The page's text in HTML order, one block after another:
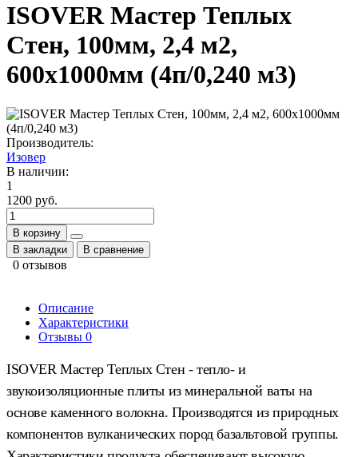
ISOVER Мастер Теплых
Стен, 100мм, 2,4 м2,
600х1000мм (4п/0,240 м3)
Производитель:
Изовер
В наличии:
1
1200 руб.
В корзину
В закладки
В сравнение
0 отзывов
Описание
Характеристики
Отзывы 0
ISOVER Мастер Теплых Стен - тепло- и
звукоизоляционные плиты из минеральной ваты на
основе каменного волокна. Производятся из природных
компонентов вулканических пород базальтовой группы.